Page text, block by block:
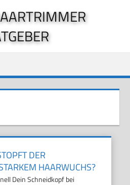
DER
HAARWUCHS?
Dein Schneidkopf bei